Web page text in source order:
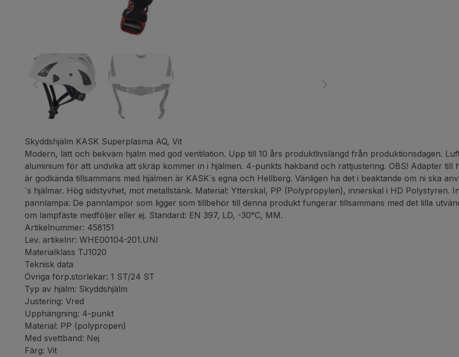
Skyddshjälm KASK Superplasma AQ, Vit
Modern, lätt och bekväm hjälm med god ventilation. Upp till 10 års produktlivslängd från produktionsdagen.
aluminium för att undvika att skräp kommer in i hjälmen. 4-punkts hakband och rattjustering. OBS! Adapter
är godkända tillsammans med hjälmen är KASK´s egna och Hellberg. Vänligen ha det i beaktande om ni ska
´s hjälmar. Hög sidstyvhet, mot metallstänk. Material: Ytterskal, PP (Polypropylen), innerskal i HD Polystyren.
pannlampa: De pannlampor som ligger som tillbehör till denna produkt fungerar tillsammans med det lilla
om lampfäste medföljer eller ej. Standard: EN 397, LD, -30°C, MM.
Artikelnummer: 458151
Lev. artikelnr: WHE00104-201.UNI
Materialklass TJ1020
Teknisk data
Övriga förp.storlekar: 1 ST/24 ST
Typ av hjälm: Skyddshjälm
Justering: Vred
Upphängning: 4-punkt
Material: PP (polypropen)
Med svettband: Nej
Färg: Vit